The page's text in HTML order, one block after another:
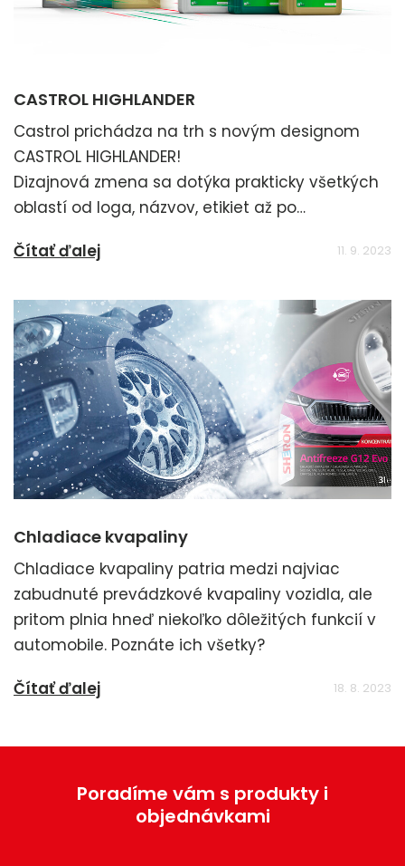
CASTROL HIGHLANDER
Castrol prichádza na trh s novým designom
CASTROL HIGHLANDER!
Dizajnová zmena sa dotýka prakticky všetkých
oblastí od loga, názvov, etikiet až po
Čítať ďalej
11. 9. 2023
Chladiace kvapaliny
Chladiace kvapaliny patria medzi najviac
zabudnuté prevádzkové kvapaliny vozidla, ale
pritom plnia hneď niekoľko dôležitých funkcií v
automobile. Poznáte ich všetky?
Čítať ďalej
18. 8. 2023
Poradíme vám s produkty i
objednávkami